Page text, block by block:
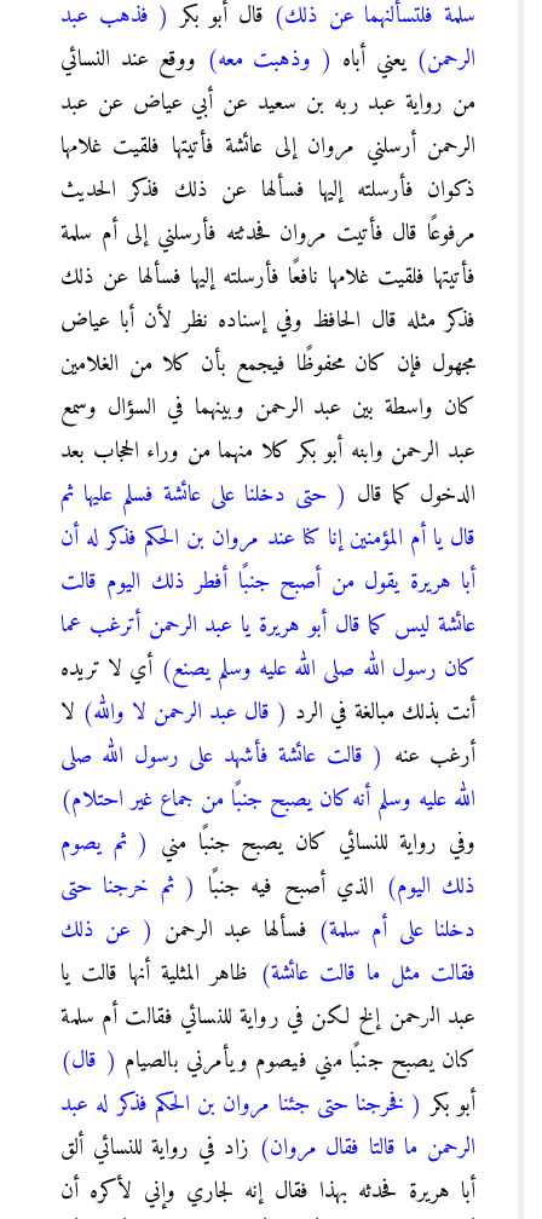
سلمة فلتسألنهما عن ذلك) قال أبو بكر ( فذهب عبد
الرحمن) يعني أباه ( وذهبت معه) ووقع عند النسائي
من رواية عبد ربه بن سعيد عن أبي عياض عن عبد
الرحمن أرسلني مروان إلى عائشة فأتيتها فلقيت غلامها
ذكوان فأرسلته إليها فسألها عن ذلك فذكر الحديث
مرفوعًا قال فأتيت مروان فحدثته فأرسلني إلى أم سلمة
فأتيتها فلقيت غلامها نافعًا فأرسلته إليها فسألها عن ذلك
فذكر مثله قال الحافظ وفي إسناده نظر لأن أبا عياض
مجهول فإن كان محفوظًا فيجمع بأن كلا من الغلامين
كان واسطة بين عبد الرحمن وبينهما في السؤال وسمع
عبد الرحمن وابنه أبو بكر كلا منهما من وراء الحجاب بعد
الدخول كما قال ( حتى دخلنا على عائشة فسلم عليها ثم
قال يا أم المؤمنين إنا كنا عند مروان بن الحكم فذكر له أن
أبا هريرة يقول من أصبح جنبًا أفطر ذلك اليوم قالت
عائشة ليس كما قال أبو هريرة يا عبد الرحمن أترغب عما
كان رسول الله صلى الله عليه وسلم يصنع) أي لا تريده
أنت بذلك مبالغة في الرد ( قال عبد الرحمن لا والله) لا
أرغب عنه ( قالت عائشة فأشهد على رسول الله صلى
الله عليه وسلم أنه كان يصبح جنبًا من جماع غير احتلام)
وفي رواية للنسائي كان يصبح جنبًا مني ( ثم يصوم
ذلك اليوم) الذي أصبح فيه جنبًا ( ثم خرجنا حتى
دخلنا على أم سلمة) فسألها عبد الرحمن ( عن ذلك
فقالت مثل ما قالت عائشة) ظاهر المثلية أنها قالت يا
عبد الرحمن إلخ لكن في رواية للنسائي فقالت أم سلمة
كان يصبح جنبًا مني فيصوم ويأمرني بالصيام ( قال)
أبو بكر ( فخرجنا حتى جئنا مروان بن الحكم فذكر له عبد
الرحمن ما قالتا فقال مروان) زاد في رواية للنسائي ألق
أبا هريرة فحدثه بهذا فقال إنه لجاري وإني لأكره أن